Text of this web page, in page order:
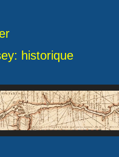
historique